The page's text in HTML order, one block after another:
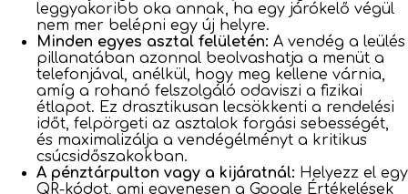
leggyakoribb oka annak, ha egy járókelő végül
nem mer belépni egy új helyre.
Minden egyes asztal felületén: A vendég a leülés
pillanatában azonnal beolvashatja a menüt a
telefonjával, anélkül, hogy meg kellene várnia,
amíg a rohanó felszolgáló odaviszi a fizikai
étlapot. Ez drasztikusan lecsökkenti a rendelési
időt, felpörgeti az asztalok forgási sebességét,
és maximalizálja a vendégélményt a kritikus
csúcsidőszakokban.
A pénztárpulton vagy a kijáratnál: Helyezz el egy
QR-kódot, ami egyenesen a Google Értékelések